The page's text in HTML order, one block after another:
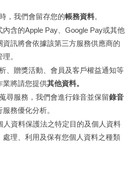
，我們會留存您的帳務資料。
內含的Apple Pay Google Pay或其他
訊將會依據該第三方服務供應商的
。
、贈獎活動、會員及客戶權益通知等
業將請您提供其他資料。
尋服務，我們會進行錄音並保留錄音
務優化分析。
人資料保護法之特定目的及個人資料
處理、利用及保有您個人資料之種類